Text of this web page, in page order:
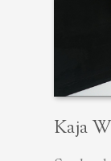
Kaja